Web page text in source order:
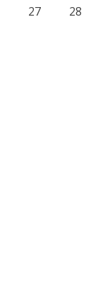
27 28